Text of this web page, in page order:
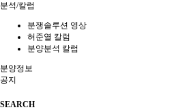
분석/칼럼
분쟁솔루션 영상
허준열 칼럼
분양분석 칼럼
분양정보
공지
SEARCH